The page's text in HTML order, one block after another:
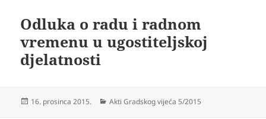
Odluka o radu i radnom
vremenu u ugostiteljskoj
djelatnosti
Objavljeno
16. prosinca 2015. Kategorije
Akti Gradskog vijeća 5/2015